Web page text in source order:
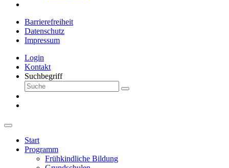
Barrierefreiheit
Datenschutz
Impressum
Login
Kontakt
Suchbegriff
Start
Programm
Frühkindliche Bildung